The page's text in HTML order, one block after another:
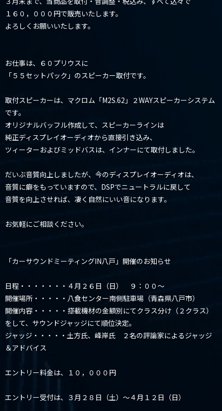
１６０，０００円で販売いたします。
よろしくお願いいたします。
お仕事は、６０プリウスに
「５５セットパック」のスピーカー取付です。
取付スピーカーは、マクロム「M2S.62」２WAYスピーカーシステム
です。
オリジナルバッフル作成して、スピーカーラインは
純正ディスプレイオーディオから直接引き込み、
ツィーターおよびミッドバスは、インナーにて取付しました。
だいぶ音質向上しましたが、今のディスプレイオーディオは、
音質に癖をもっていますので、DSPでニュートラルに戻して
音質を向上させれば、凄く自然にいい音になります。
お気軽にご相談ください。
「カーサウンドミーティングIN八戸」開催のお知らせ
日程・・・・・・・４月２６日（日） ９：００～
開催場所・・・・・八食センター南側駐車場（青森県八戸市）
開催内容・・・・・搭載機材の金額別にてクラス分け（２クラス）
をして、サウンドジャッジにて順位決定。
ジャッジ・・・・・土方氏、峰岸氏 ２名の評論家によるジャッジ
＆アドバイス
エントリー料金は、１０，０００円
エントリー受付は、３月２８日（土）～４月１２日（日）